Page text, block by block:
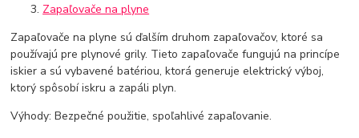
Zapaľovače na plyne
Zapaľovače na plyne sú ďalším druhom zapaľovačov, ktoré sa
používajú pre plynové grily. Tieto zapaľovače fungujú na princípe
iskier a sú vybavené batériou, ktorá generuje elektrický výboj,
ktorý spôsobí iskru a zapáli plyn.
Výhody: Bezpečné použitie, spoľahlivé zapaľovanie.